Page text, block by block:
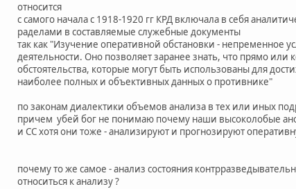
относится
с самого начала с 1918-1920 гг КРД включала в себя
раделами в составляемые служебные документы
так как "Изучение оперативной обстановки - непременное
деятельности. Оно позволяет заранее знать, что прямо или
обстоятельства, которые могут быть использованы для
наиболее полных и объективных данных о противнике"
по законам диалектики объемов анализа в тех или иных
причем убей бог не понимаю почему наши высоколобые
и СС хотя они тоже - анализируют и прогнозируют
почему то же самое - анализ состояния
относиться к анализу ?